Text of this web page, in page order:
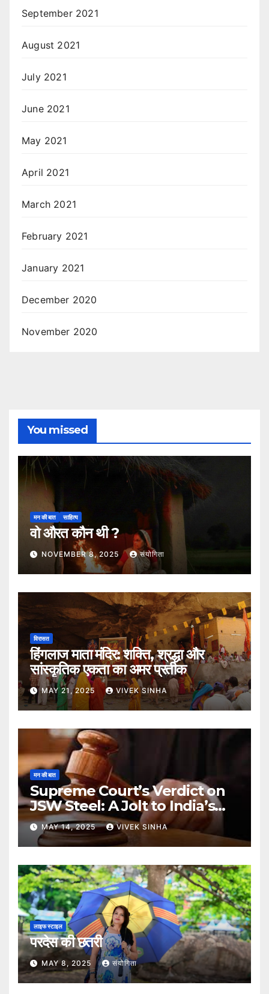
September 2021
August 2021
July 2021
June 2021
May 2021
April 2021
March 2021
February 2021
January 2021
December 2020
November 2020
You missed
मन की बात साहित्य
वो औरत कौन थी ?
NOVEMBER 8, 2025 संयोगिता
विरासत
हिंगलाज माता मंदिर: शक्ति, श्रद्धा और
सांस्कृतिक एकता का अमर प्रतीक
MAY 21, 2025 VIVEK SINHA
मन की बात
Supreme Court’s Verdict on
JSW Steel: A Jolt to India’s
Insolvency Framework
MAY 14, 2025 VIVEK SINHA
लाइफ स्टाइल
परदेस की छतरी
MAY 8, 2025 संयोगिता